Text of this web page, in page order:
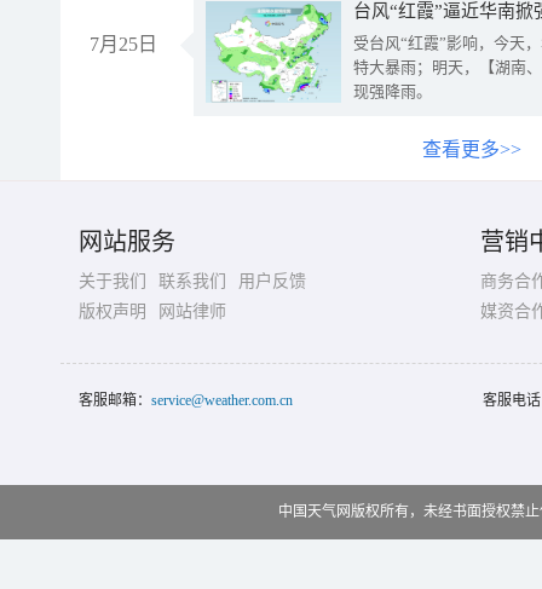
7月25日
台风“红霞”逼近华南
受台风“红霞”影响，今天
特大暴雨；明天，【湖南
现强降雨。
查看更多>>
网站服务
关于我们 联系我们
用户反馈
版权声明
网站律师
营销
商务合
媒资合
客服邮箱： service@weather.com.cn 客服电
中国天气网版权所有，未经书面授权